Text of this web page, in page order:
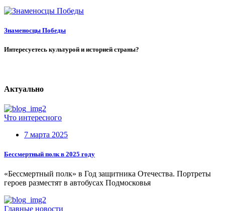
Знаменосцы Победы
Интересуетесь культурой и историей страны?
Актуально
Что интересного
7 марта 2025
Бессмертный полк в 2025 году
«Бессмертный полк» в Год защитника Отечества. Портреты
героев разместят в автобусах Подмосковья
Главные новости